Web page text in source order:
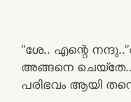
“ശേ.. എന്റെ
അങ്ങനെ
പരിഭവം ആയി